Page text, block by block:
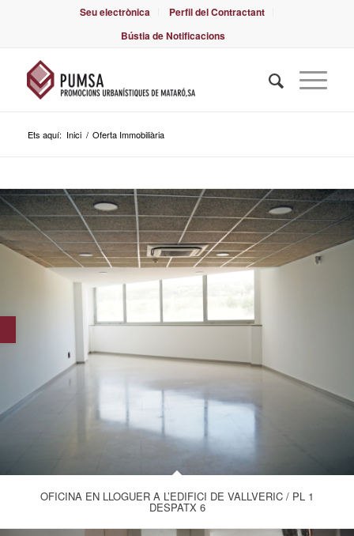
Obre la barra d'eines
Seu electrònica
Perfil del Contractant
Bústia de Notificacions
Ets aquí: Inici / Oferta Immobiliària
OFICINA EN LLOGUER A L’EDIFICI DE VALLVERIC / PL 1
DESPATX 6